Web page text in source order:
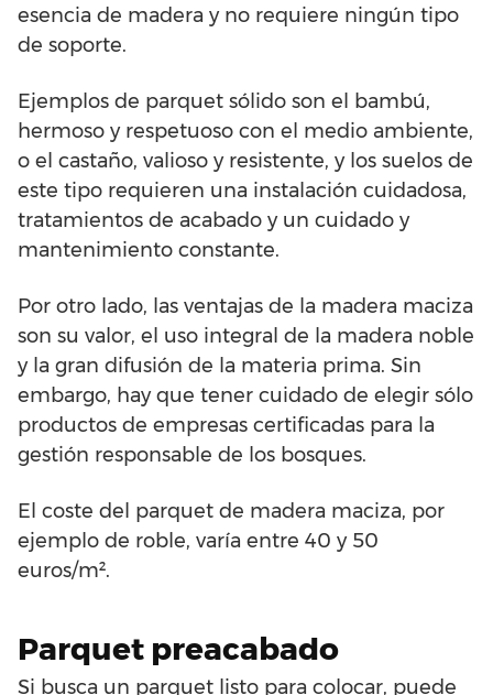
esencia de madera y no requiere ningún tipo
de soporte.
Ejemplos de parquet sólido son el bambú,
hermoso y respetuoso con el medio ambiente,
o el castaño, valioso y resistente, y los suelos de
este tipo requieren una instalación cuidadosa,
tratamientos de acabado y un cuidado y
mantenimiento constante.
Por otro lado, las ventajas de la madera maciza
son su valor, el uso integral de la madera noble
y la gran difusión de la materia prima. Sin
embargo, hay que tener cuidado de elegir sólo
productos de empresas certificadas para la
gestión responsable de los bosques.
El coste del parquet de madera maciza, por
ejemplo de roble, varía entre 40 y 50
euros/m².
Parquet preacabado
Si busca un parquet listo para colocar, puede